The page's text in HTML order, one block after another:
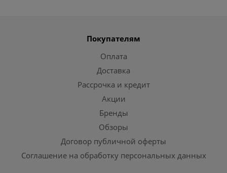
Покупателям
Оплата
Доставка
Рассрочка и кредит
Акции
Бренды
Обзоры
Договор публичной оферты
Соглашение на обработку персональных данных